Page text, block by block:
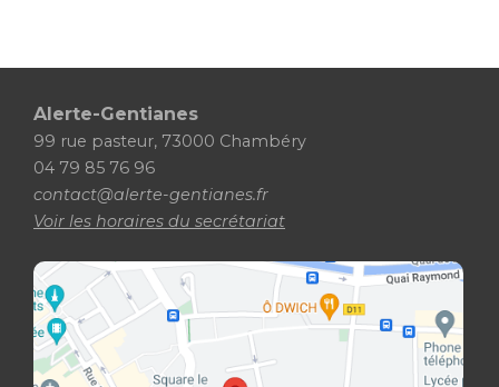
Alerte-Gentianes
99 rue pasteur, 73000 Chambéry
04 79 85 76 96
contact@alerte-gentianes.fr
Voir les horaires du secrétariat